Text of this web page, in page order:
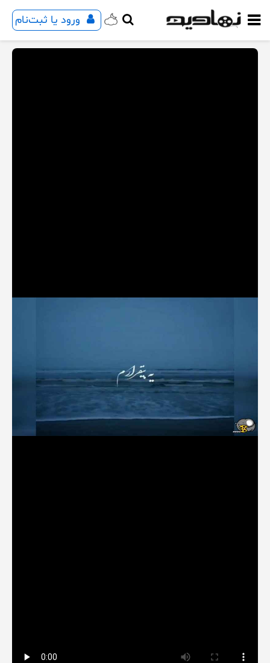
ورود یا ثبت‌نام